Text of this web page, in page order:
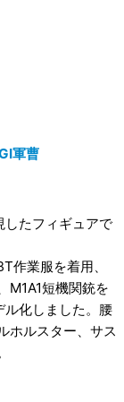
軍曹
したフィギュアで
作業服を着用、
M1A1短機関銃を
ル化しました。腰
ホルスター、サス